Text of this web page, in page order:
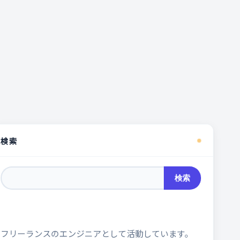
検索
検索
フリーランスのエンジニアとして活動しています。